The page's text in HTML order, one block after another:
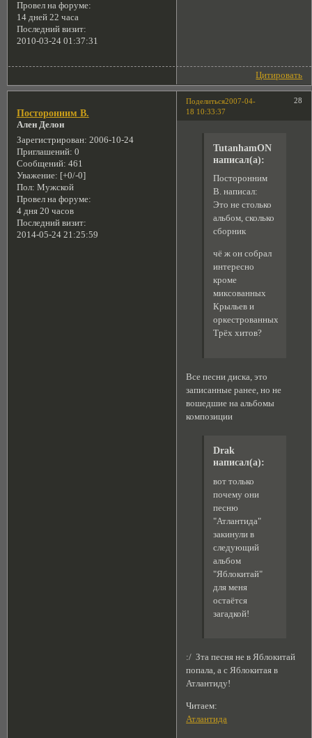
Провел на форуме:
14 дней 22 часа
Последний визит:
2010-03-24 01:37:31
Цитировать
Поделиться 28
2007-04-
18 10:33:37
Посторонним В.
Ален Делон
Зарегистрирован: 2006-10-24
Приглашений: 0
Сообщений: 461
Уважение: [+0/-0]
Пол: Мужской
Провел на форуме:
4 дня 20 часов
Последний визит:
2014-05-24 21:25:59
TutanhamON
написал(а):
Посторонним
В. написал:
Это не столько
альбом, сколько
сборник
чё ж он собрал
интересно
кроме
миксованных
Крыльев и
оркестрованных
Трёх хитов?
Все песни диска, это
записанные ранее, но не
вошедшие на альбомы
композиции
Drak
написал(а):
вот только
почему они
песню
"Атлантида"
закинули в
следующий
альбом
"Яблокитай"
для меня
остаётся
загадкой!
:/ Зта песня не в Яблокитай
попала, а с Яблокитая в
Атлантиду!
Читаем:
Атлантида